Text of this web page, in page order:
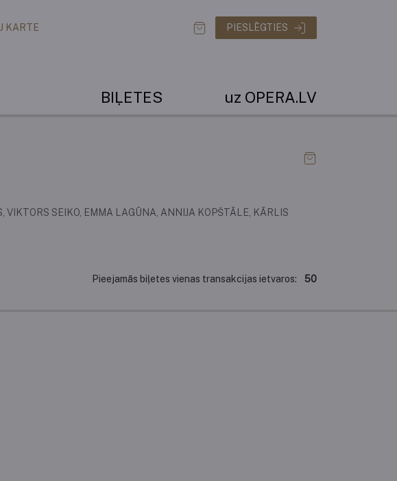
PIESLĒGTIES
KARTE
BIĻETES uz OPERA.LV
SEIKO, EMMA LAGŪNA, ANNIJA KOPŠTĀLE, KĀRLIS
Pieejamās biļetes vienas transakcijas ietvaros: 50